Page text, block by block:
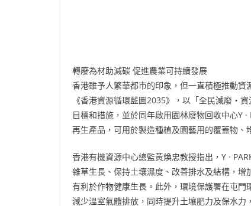
轉廢為材助減碳 促進農業可持續發展
香港雖予人繁華都市的印象，但一直積極推動
《香港資源循環藍圖2035》，以「全民減廢‧
目標和措施，並於同年啟用園林廢物回收中心Y
再生產品，可用於製造種植及園藝用的覆蓋物、
香港有機資源中心總監黃煥忠教授指出，Y ·
雜草生長、保持土壤濕度、改善排水及結構，
有利於作物健康生長。此外，環境保護署在屯
減少溫室氣體排放，同時提升土壤肥力及保水